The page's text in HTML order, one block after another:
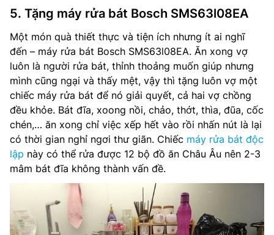
5. Tặng máy rửa bát Bosch SMS63l08EA
Một món quà thiết thực và tiện ích nhưng ít ai nghĩ
đến – máy rửa bát Bosch SMS63l08EA. Ăn xong vợ
luôn là người rửa bát, thỉnh thoảng muốn giúp nhưng
mình cũng ngại và thấy mệt, vậy thì tặng luôn vợ một
chiếc máy rửa bát để nó giải quyết, cả hai vợ chồng
đều khỏe. Bát đĩa, xoong nồi, chảo, thớt, thìa, đũa, cốc
chén,… ăn xong chỉ việc xếp hết vào rồi nhấn nút là lại
có thời gian nghỉ ngơi thư giãn. Chiếc máy rửa bát độc
lập này có thể rửa được 12 bộ đồ ăn Châu Âu nên 2-3
mâm bát đĩa không thành vấn đề.